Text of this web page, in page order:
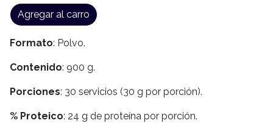
Agregar al carro
Formato: Polvo.
Contenido: 900 g.
Porciones: 30 servicios (30 g por porción).
% Proteico: 24 g de proteína por porción.